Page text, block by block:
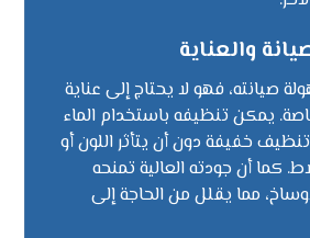
صيانته، فهو لا يحتاج إلى عناية
يمكن تنظيفه باستخدام الماء
خفيفة دون أن يتأثر اللون أو
كما أن جودته العالية تمنحه
مما يقلل من الحاجة إلى